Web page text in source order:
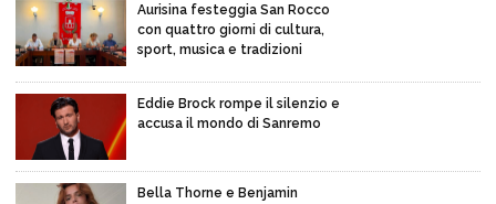
Aurisina festeggia San Rocco
con quattro giorni di cultura,
sport, musica e tradizioni
Eddie Brock rompe il silenzio e
accusa il mondo di Sanremo
Bella Thorne e Benjamin